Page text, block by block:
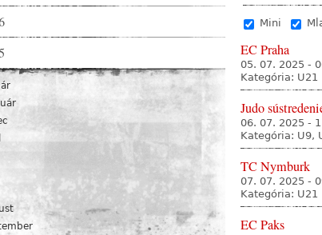
Mini
EC Praha
05. 07. 2025 -
Kategória: U21
Judo
06. 07. 2025 -
Kategória: U9,
TC Nymburk
07. 07. 2025 -
Kategória: U21
EC Paks